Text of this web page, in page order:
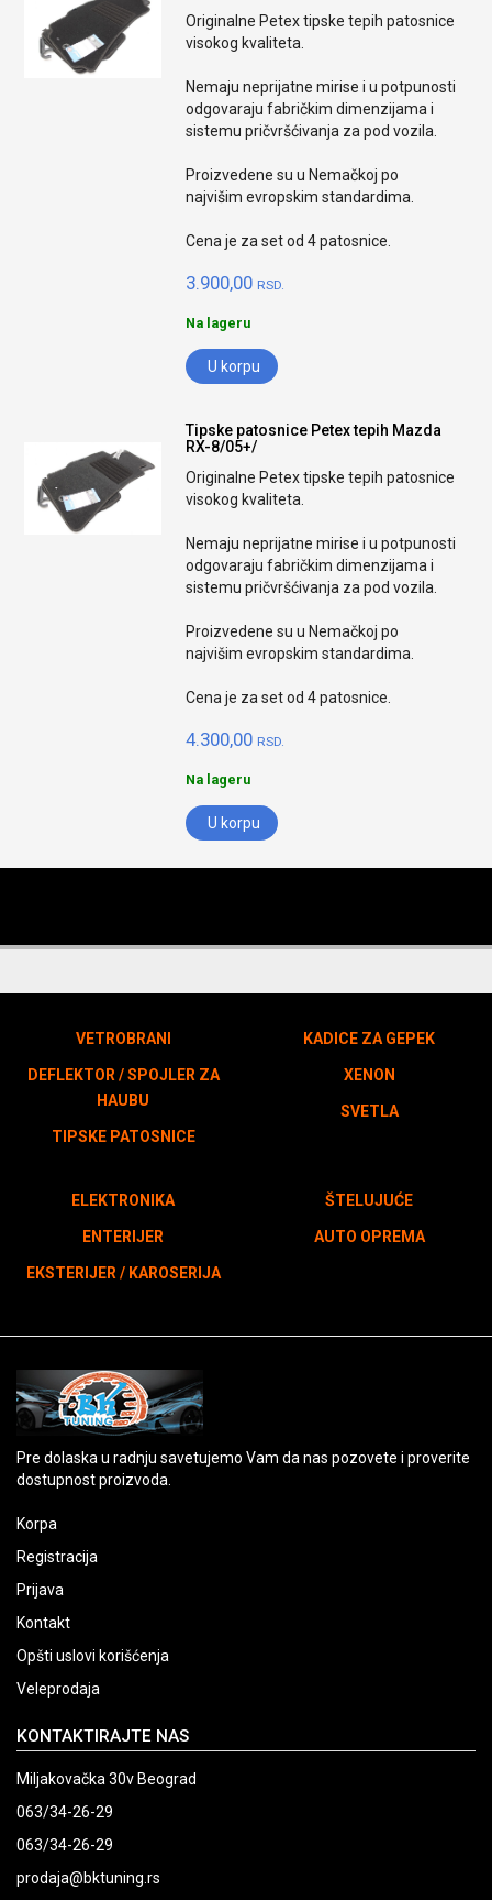
Originalne Petex tipske tepih patosnice
visokog kvaliteta.
Nemaju neprijatne mirise i u potpunosti
odgovaraju fabričkim dimenzijama i
sistemu pričvršćivanja za pod vozila.
Proizvedene su u Nemačkoj po
najvišim evropskim standardima.
Cena je za set od 4 patosnice.
3.900,00 RSD.
Na lageru
U korpu
Tipske patosnice Petex tepih Mazda
RX-8/05+/
Originalne Petex tipske tepih patosnice
visokog kvaliteta.
Nemaju neprijatne mirise i u potpunosti
odgovaraju fabričkim dimenzijama i
sistemu pričvršćivanja za pod vozila.
Proizvedene su u Nemačkoj po
najvišim evropskim standardima.
Cena je za set od 4 patosnice.
4.300,00 RSD.
Na lageru
U korpu
VETROBRANI
DEFLEKTOR / SPOJLER ZA
HAUBU
TIPSKE PATOSNICE
KADICE ZA GEPEK
XENON
SVETLA
ELEKTRONIKA
ENTERIJER
EKSTERIJER / KAROSERIJA
ŠTELUJUĆE
AUTO OPREMA
Pre dolaska u radnju savetujemo Vam da nas pozovete i proverite
dostupnost proizvoda.
Korpa
Registracija
Prijava
Kontakt
Opšti uslovi korišćenja
Veleprodaja
KONTAKTIRAJTE NAS
Miljakovačka 30v Beograd
063/34-26-29
063/34-26-29
prodaja@bktuning.rs